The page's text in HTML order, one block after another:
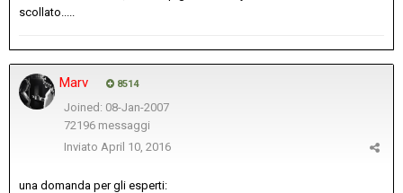
scollato.....
Marv 8514
Joined: 08-Jan-2007
72196 messaggi
Inviato April 10, 2016
una domanda per gli esperti: